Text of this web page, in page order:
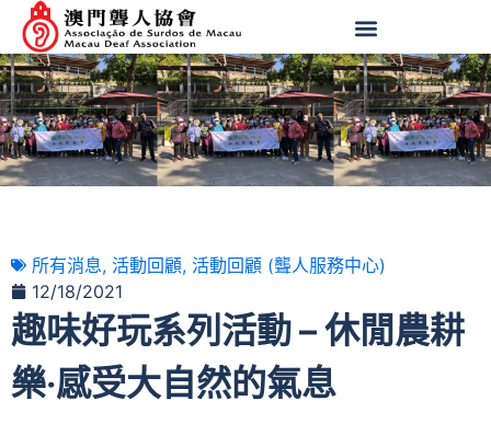
所有消息, 活動回顧, 活動回顧 (聾人服務中心)
12/18/2021
趣味好玩系列活動 – 休閒農耕
樂‧感受大自然的氣息